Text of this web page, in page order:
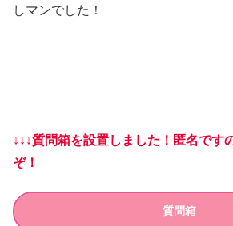
しマンでした！
↓↓↓質問箱を設置しました！匿名です
ぞ！
質問箱